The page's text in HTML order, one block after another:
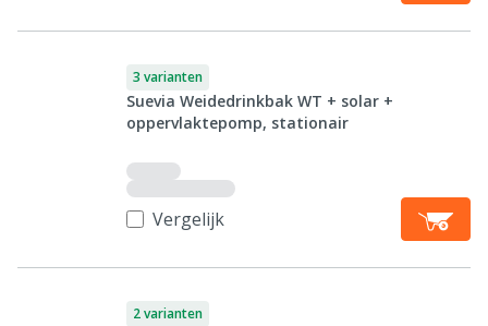
3 varianten
Suevia Weidedrinkbak WT + solar +
oppervlaktepomp, stationair
Vergelijk
2 varianten